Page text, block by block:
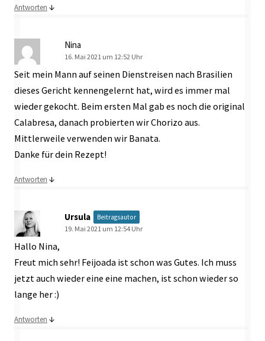
Antworten ↓
Nina
16. Mai 2021 um 12:52 Uhr
Seit mein Mann auf seinen Dienstreisen nach Brasilien
dieses Gericht kennengelernt hat, wird es immer mal
wieder gekocht. Beim ersten Mal gab es noch die original
Calabresa, danach probierten wir Chorizo aus.
Mittlerweile verwenden wir Banata.
Danke für dein Rezept!
Antworten ↓
Ursula Beitragsautor
19. Mai 2021 um 12:54 Uhr
Hallo Nina,
Freut mich sehr! Feijoada ist schon was Gutes. Ich muss
jetzt auch wieder eine eine machen, ist schon wieder so
lange her :)
Antworten ↓